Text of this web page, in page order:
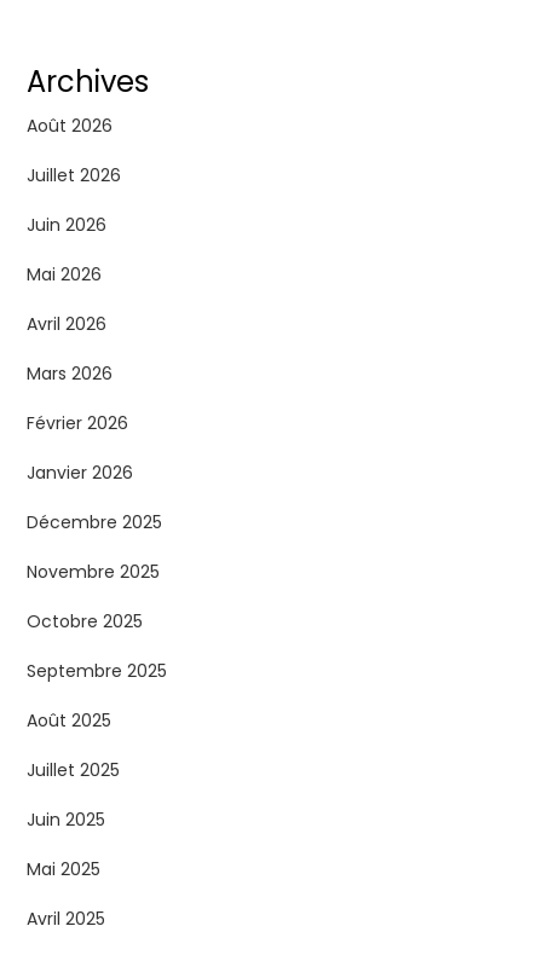
Archives
Août 2026
Juillet 2026
Juin 2026
Mai 2026
Avril 2026
Mars 2026
Février 2026
Janvier 2026
Décembre 2025
Novembre 2025
Octobre 2025
Septembre 2025
Août 2025
Juillet 2025
Juin 2025
Mai 2025
Avril 2025